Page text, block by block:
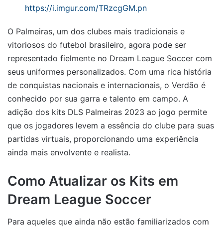
https://i.imgur.com/TRzcgGM.pn
O Palmeiras, um dos clubes mais tradicionais e
vitoriosos do futebol brasileiro, agora pode ser
representado fielmente no Dream League Soccer com
seus uniformes personalizados. Com uma rica história
de conquistas nacionais e internacionais, o Verdão é
conhecido por sua garra e talento em campo. A
adição dos kits DLS Palmeiras 2023 ao jogo permite
que os jogadores levem a essência do clube para suas
partidas virtuais, proporcionando uma experiência
ainda mais envolvente e realista.
Como Atualizar os Kits em
Dream League Soccer
Para aqueles que ainda não estão familiarizados com